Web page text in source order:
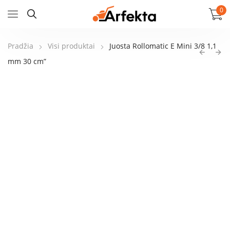
0
Pradžia Visi produktai
Juosta Rollomatic E Mini 3/8 1,1
mm 30 cm”